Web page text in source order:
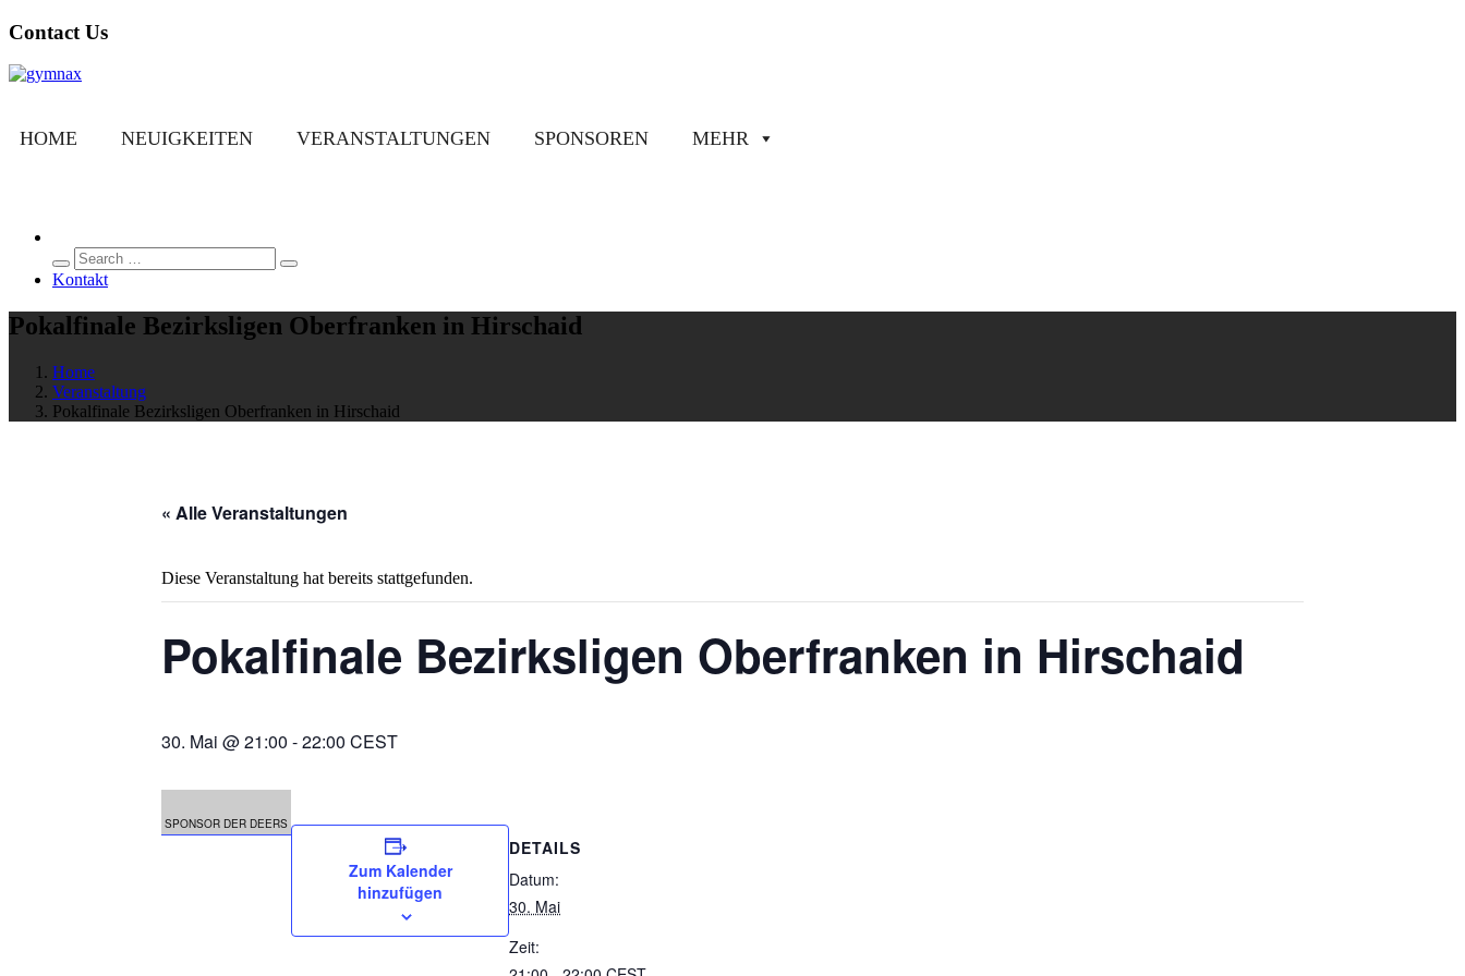
Contact Us
HOME NEUIGKEITEN VERANSTALTUNGEN SPONSOREN MEHR
Search
for:
Search
Kontakt
Pokalfinale Bezirksligen Oberfranken in Hirschaid
Home
Veranstaltung
Pokalfinale Bezirksligen Oberfranken in Hirschaid
« Alle Veranstaltungen
Diese Veranstaltung hat bereits stattgefunden.
Pokalfinale Bezirksligen Oberfranken in Hirschaid
30. Mai @ 21:00 -22:00 CEST
SPONSOR DER DEERS
Zum Kalender
hinzufügen
DETAILS
Datum:
30. Mai
Zeit: